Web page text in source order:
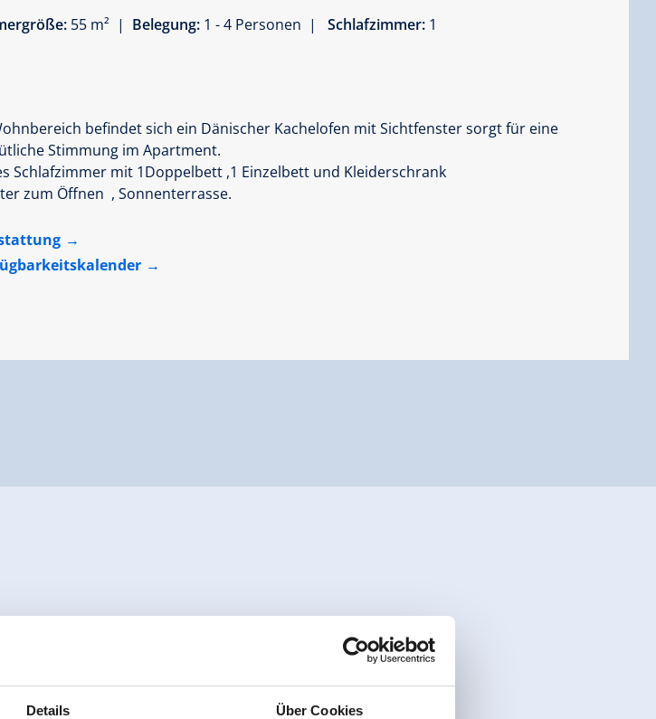
Details Über Cookies
55 m² | Belegung: 1 - 4 Personen | Schlafzimmer: 1
befindet sich ein Dänischer Kachelofen mit Sichtfenster sorgt für eine
Stimmung im Apartment.
Schlafzimmer mit 1Doppelbett ,1 Einzelbett und Kleiderschrank
zum Öffnen , Sonnenterrasse.